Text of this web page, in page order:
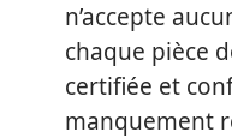
n’accepte
chaque pièce
certifiée et
manquement